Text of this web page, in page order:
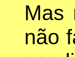
Mas
não